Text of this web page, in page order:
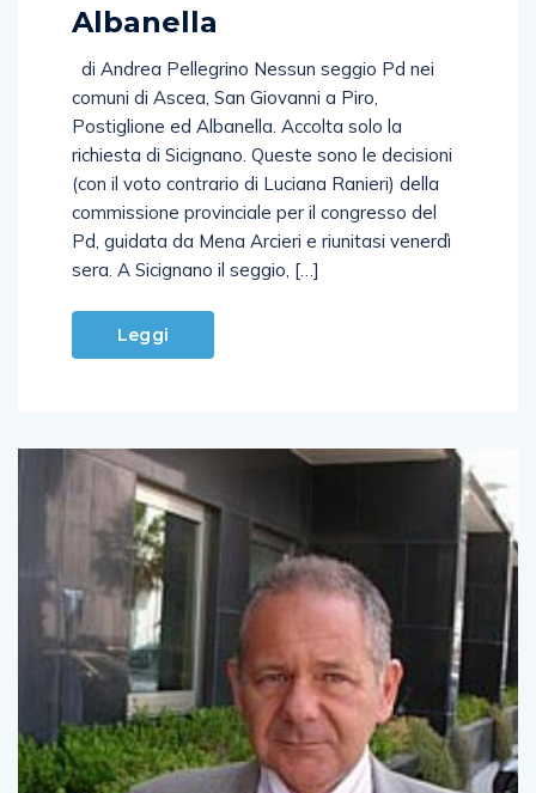
Albanella
di Andrea Pellegrino Nessun seggio Pd nei
comuni di Ascea, San Giovanni a Piro,
Postiglione ed Albanella. Accolta solo la
richiesta di Sicignano. Queste sono le decisioni
(con il voto contrario di Luciana Ranieri) della
commissione provinciale per il congresso del
Pd, guidata da Mena Arcieri e riunitasi venerdì
sera. A Sicignano il seggio, […]
Leggi